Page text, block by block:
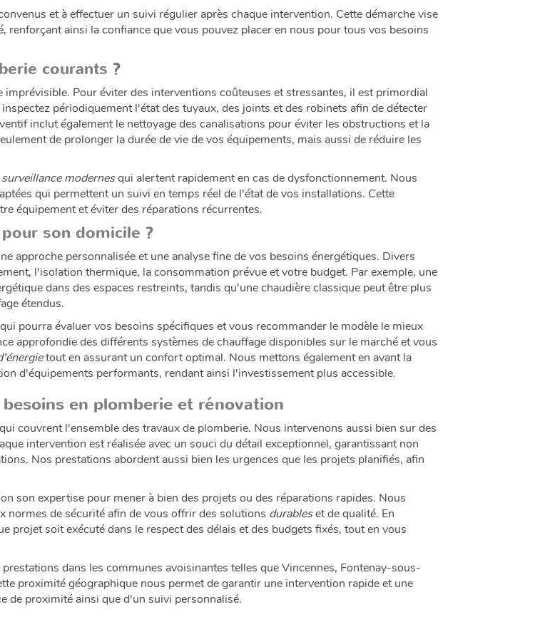
et à effectuer un suivi régulier après chaque intervention. Cette démarche vise
renforçant ainsi la confiance que vous pouvez placer en nous pour tous vos besoins
courants ?
Pour éviter des interventions coûteuses et stressantes, il est primordial
périodiquement l'état des tuyaux, des joints et des robinets afin de détecter
inclut également le nettoyage des canalisations pour éviter les obstructions et la
de prolonger la durée de vie de vos équipements, mais aussi de réduire les
modernesqui alertent rapidement en cas de dysfonctionnement. Nous
qui permettent un suivi en temps réel de l'état de vos installations. Cette
équipement et éviter des réparations récurrentes.
son domicile ?
approche personnalisée et une analyse fine de vos besoins énergétiques. Divers
l'isolation thermique, la consommation prévue et votre budget. Par exemple, une
dans des espaces restreints, tandis qu'une chaudière classique peut être plus
étendus.
pourra évaluer vos besoins spécifiques et vous recommander le modèle le mieux
approfondie des différents systèmes de chauffage disponibles sur le marché et vous
tout en assurant un confort optimal. Nous mettons également en avant la
d'équipements performants, rendant ainsi l'investissement plus accessible.
en plomberie et rénovation
couvrent l'ensemble des travaux de plomberie. Nous intervenons aussi bien sur des
intervention est réalisée avec un souci du détail exceptionnel, garantissant non
Nos prestations abordent aussi bien les urgences que les projets planifiés, afin
son expertise pour mener à bien des projets ou des réparations rapides. Nous
normes de sécurité afin de vous offrir des solutions durableset de qualité. En
projet soit exécuté dans le respect des délais et des budgets fixés, tout en vous
dans les communes avoisinantes telles que Vincennes, Fontenay-sous-
proximité géographique nous permet de garantir une intervention rapide et une
de proximité ainsi que d'un suivi personnalisé.